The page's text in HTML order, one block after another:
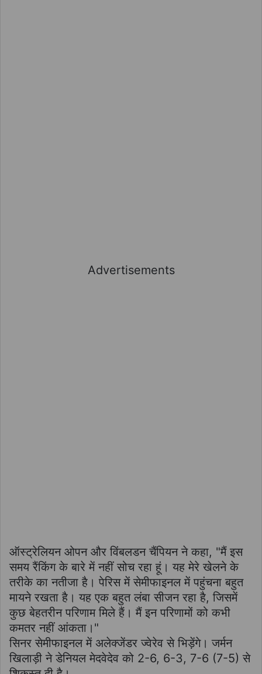
Advertisements
ऑस्ट्रेलियन ओपन और विंबलडन चैंपियन ने कहा, "मैं इस
समय रैंकिंग के बारे में नहीं सोच रहा हूं। यह मेरे खेलने के
तरीके का नतीजा है। पेरिस में सेमीफाइनल में पहुंचना बहुत
मायने रखता है। यह एक बहुत लंबा सीजन रहा है, जिसमें
कुछ बेहतरीन परिणाम मिले हैं। मैं इन परिणामों को कभी
कमतर नहीं आंकता।"
सिनर सेमीफाइनल में अलेक्जेंडर ज्वेरेव से भिड़ेंगे। जर्मन
खिलाड़ी ने डेनियल मेदवेदेव को 2-6, 6-3, 7-6 (7-5) से